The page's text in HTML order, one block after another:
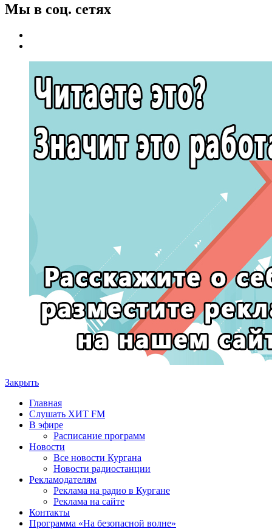
Мы в соц. сетях
Закрыть
Главная
Слушать ХИТ FM
В эфире
Расписание программ
Новости
Все новости Кургана
Новости радиостанции
Рекламодателям
Реклама на радио в Кургане
Реклама на сайте
Контакты
Программа «На безопасной волне»